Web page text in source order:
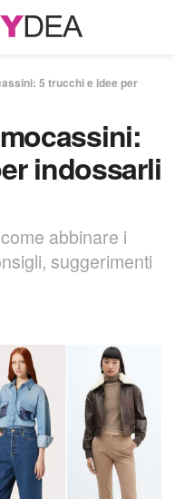
5 trucchi e idee per
indossarli
abbinare i
suggerimenti